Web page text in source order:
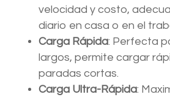
velocidad y costo,
diario en casa o en el
Carga Rápida: Perfecta
largos, permite cargar
paradas cortas.
Carga Ultra-Rápida: